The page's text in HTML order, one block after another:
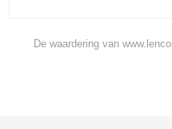
De waardering van